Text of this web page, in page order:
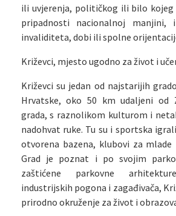
ili uvjerenja, političkog ili bilo kojeg
pripadnosti nacionalnoj manjini,
invaliditeta, dobi ili spolne
Križevci, mjesto ugodno za život i
Križevci su jedan od najstarijih
Hrvatske, oko 50 km udaljeni od
grada, s raznolikom kulturom i
nadohvat ruke. Tu su i sportska
otvorena bazena, klubovi za
Grad je poznat i po svojim
zaštićene parkovne
industrijskih pogona i zagađivača,
prirodno okruženje za život i